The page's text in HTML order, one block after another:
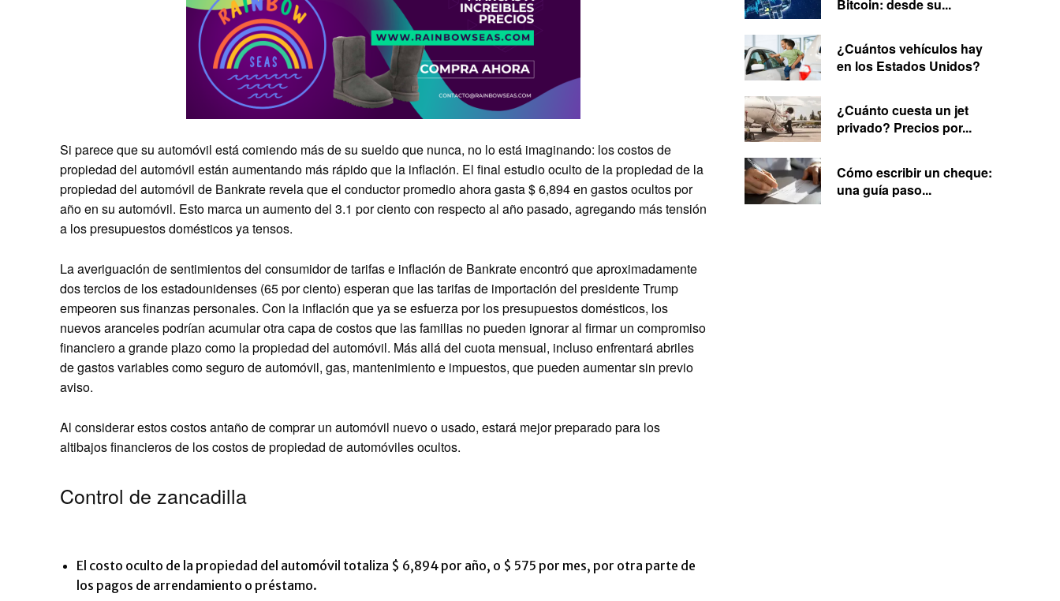
Si parece que su automóvil está comiendo más de su sueldo que nunca, no lo está imaginando: los costos de
propiedad del automóvil están aumentando más rápido que la inflación. El final estudio oculto de la propiedad de la
propiedad del automóvil de Bankrate revela que el conductor promedio ahora gasta $ 6,894 en gastos ocultos por
año en su automóvil. Esto marca un aumento del 3.1 por ciento con respecto al año pasado, agregando más tensión
a los presupuestos domésticos ya tensos.
La averiguación de sentimientos del consumidor de tarifas e inflación de Bankrate encontró que aproximadamente
dos tercios de los estadounidenses (65 por ciento) esperan que las tarifas de importación del presidente Trump
empeoren sus finanzas personales. Con la inflación que ya se esfuerza por los presupuestos domésticos, los
nuevos aranceles podrían acumular otra capa de costos que las familias no pueden ignorar al firmar un compromiso
financiero a grande plazo como la propiedad del automóvil. Más allá del cuota mensual, incluso enfrentará abriles
de gastos variables como seguro de automóvil, gas, mantenimiento e impuestos, que pueden aumentar sin previo
aviso.
Al considerar estos costos antaño de comprar un automóvil nuevo o usado, estará mejor preparado para los
altibajos financieros de los costos de propiedad de automóviles ocultos.
Control de zancadilla
El costo oculto de la propiedad del automóvil totaliza $ 6,894 por año, o $ 575 por mes, por otra parte de
los pagos de arrendamiento o préstamo.
Bitcoin: desde su...
¿Cuántos vehículos hay
en los Estados Unidos?
¿Cuánto cuesta un jet
privado? Precios por...
Cómo escribir un cheque:
una guía paso...